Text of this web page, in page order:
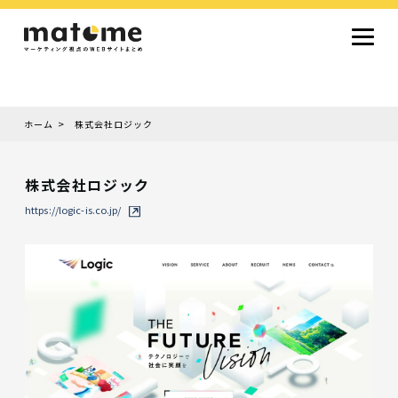
採用サイト
コーポレートサイト
オウンドメディア
ランディングページ
サービスサイト
Design
シンプルデザイン
クール・モダン
ナチュラル・温もり系
和風・ジャパニーズ
雑誌風・エディトリアル
イラスト
ミニマルデザイン
タイポグラフィ重視
グラデーション
高級感・ラグジュアリー
グリッドデザイン
フラットデザイン
モーション・アニメーション
テクスチャ・素材感
シングルページ
色から探す
カラフル・多色
シルバー・銀色
ゴールド・金色
パープル・紫色
ブラウン・茶色
グリーン・緑色
ブルー・青色
イエロー・黄色
オレンジ・橙色
レッド・赤色
ピンク・桃色
グレー・灰色
ブラック・黒色
ホワイト・白色
ライトブルー・水色
ネイビー・紺色
Service
業種・職種から探す
ファッション・トレンド
デザイン・ブランディング
働き方・組織文化・価値観
生活・趣味
NPO・自治体・行政
銀行・金融・フィンテック
健康・フィットネス
車・バイク・乗り物
建築・不動産・空間デザイン
転職・求人
文化・伝統・アート
クリエイティブ・マーケティング
ペット・動物
美容・エステ
教育・子育て・スクール
レストラン・飲食・ウェディング
旅行・観光・ホテル・旅館
医療・介護・ヘルスケア
音楽・映像・エンタメ
IT・ツール・アプリ
農業・畜産・食品
製造・素材・化学
コンサルティング・投資
土木・建設・インフラ整備
デジタルマーケティング・広告
化粧品・美容製品
人材紹介・派遣
法律・会計・士業
製薬・バイオテクノロジー
ホーム 株式会社ロジック
株式会社ロジック
https://logic-is.co.jp/